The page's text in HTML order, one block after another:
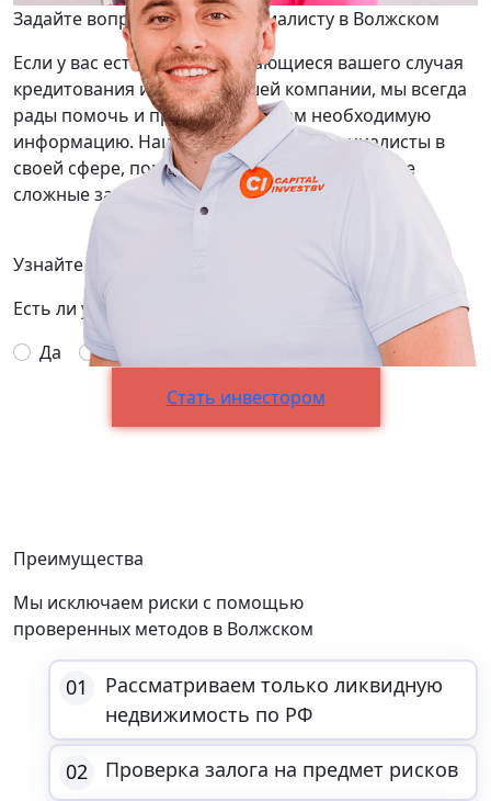
Задайте вопрос нашему специалисту в Волжском
Если у вас есть вопросы касающиеся вашего случая
кредитования или услуг нашей компании, мы всегда
рады помочь и предоставить вам необходимую
информацию. Наши сотрудники — специалисты в
своей сфере, помогут вам решить даже самые
сложные задачи.
Узнайте подробней условия, заполнив заявку:
Есть ли у вас опыт выдачи займов под залог?
Да
Нет
Стать инвестором
Преимущества
Мы исключаем риски с помощью
проверенных методов в Волжском
01
Рассматриваем только ликвидную
недвижимость по РФ
02 Проверка залога на предмет рисков